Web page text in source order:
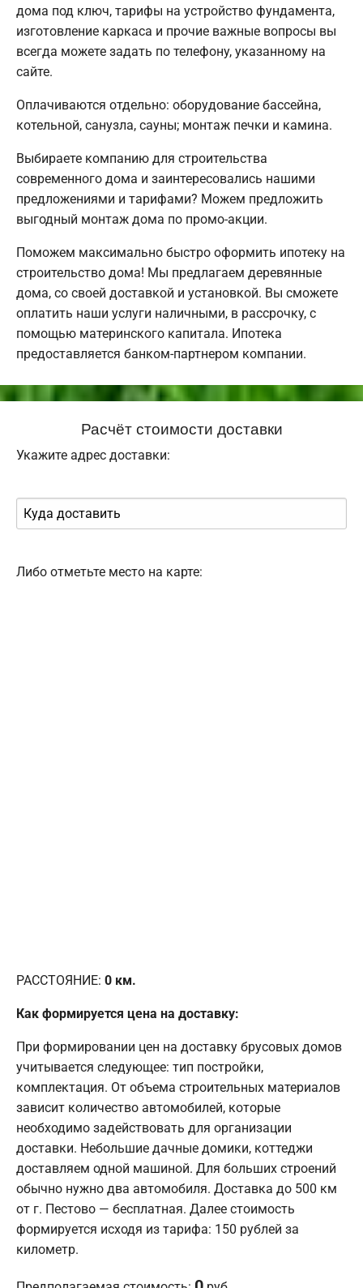
дома под ключ, тарифы на устройство фундамента,
изготовление каркаса и прочие важные вопросы вы
всегда можете задать по телефону, указанному на
сайте.
Оплачиваются отдельно: оборудование бассейна,
котельной, санузла, сауны; монтаж печки и камина.
Выбираете компанию для строительства
современного дома и заинтересовались нашими
предложениями и тарифами? Можем предложить
выгодный монтаж дома по промо-акции.
Поможем максимально быстро оформить ипотеку на
строительство дома! Мы предлагаем деревянные
дома, со своей доставкой и установкой. Вы сможете
оплатить наши услуги наличными, в рассрочку, с
помощью материнского капитала. Ипотека
предоставляется банком-партнером компании.
Расчёт стоимости доставки
Укажите адрес доставки:
Либо отметьте место на карте:
РАССТОЯНИЕ: 0 км.
Как формируется цена на доставку:
При формировании цен на доставку брусовых домов
учитывается следующее: тип постройки,
комплектация. От объема строительных материалов
зависит количество автомобилей, которые
необходимо задействовать для организации
доставки. Небольшие дачные домики, коттеджи
доставляем одной машиной. Для больших строений
обычно нужно два автомобиля. Доставка до 500 км
от г. Пестово — бесплатная. Далее стоимость
формируется исходя из тарифа: 150 рублей за
километр.